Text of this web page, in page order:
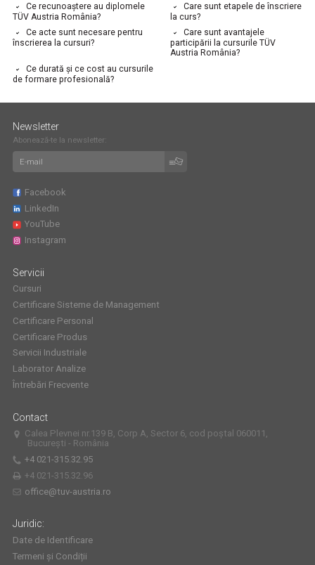
Ce recunoaștere au diplomele
TÜV Austria România?
Care sunt etapele de înscriere
la curs?
Ce acte sunt necesare pentru
înscrierea la cursuri?
Care sunt avantajele
participării la cursurile TÜV
Austria România?
Ce durată și ce cost au cursurile
de formare profesională?
Servicii
Cursuri
Certificare Sisteme de Management
Certificare Personal
Certificare Produs
Servicii Industriale
Laborator Analize
Întrebări Frecvente
Newsletter
Abonează-te la newsletter:
Facebook
LinkedIn
YouTube
Instagram
Contact
Calea Plevnei nr.139 B, Corp A, Sector 6, cod poștal 060011,
București - România
+4 021-315.32.95
+4 021-315.32.96
office@tuv-austria.ro
Juridic:
Date de Identificare
Termeni și Condiții